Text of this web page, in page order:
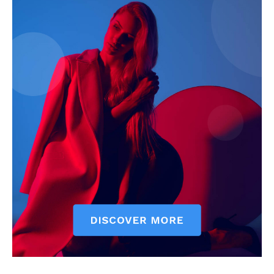
ELŐFIZETÉS
Hasznos
bSZ fiók
Előfizetés